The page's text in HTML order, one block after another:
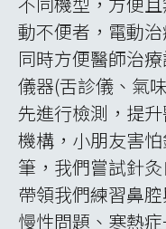
除了實習機構的
語言間的隔閡影
醫學生們，在暑假